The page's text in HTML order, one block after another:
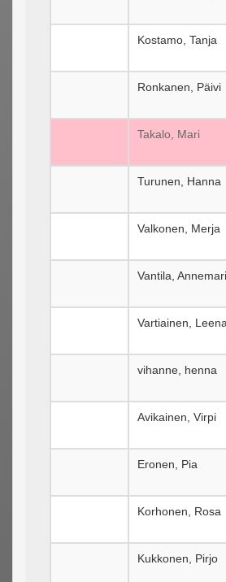
Kostamo, Tanja
Ronkanen, Päivi
Takalo, Mari
Turunen, Hanna
Valkonen, Merja
Vantila, Annemari
Vartiainen, Leena
vihanne, henna
Avikainen, Virpi
Eronen, Pia
Korhonen, Rosa
Kukkonen, Pirjo